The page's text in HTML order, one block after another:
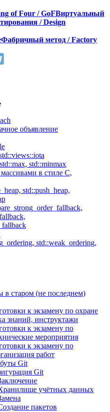
of Four / GoFВиртуальный
/ Design
Фабричный метод / Factory
объявление
std::minmax
в стиле C,
std::push_heap,
std::weak_ordering,
в старом (не последнем)
к экзамену по охране
знаний, инструктажи
к экзамену по
мероприятия
к экзамену по
работ
Git
Git
учётных данных
пакетов